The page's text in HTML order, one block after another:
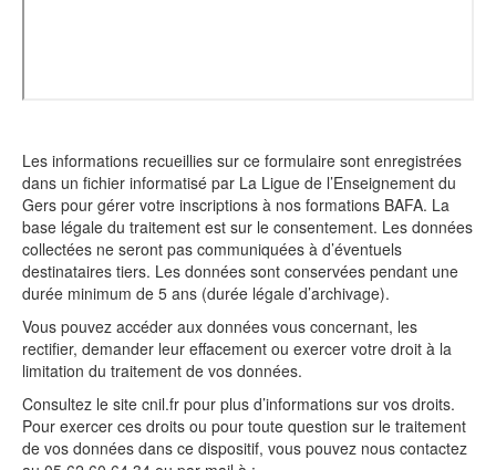
Les informations recueillies sur ce formulaire sont enregistrées
dans un fichier informatisé par La Ligue de l’Enseignement du
Gers pour gérer votre inscriptions à nos formations BAFA. La
base légale du traitement est sur le consentement. Les données
collectées ne seront pas communiquées à d’éventuels
destinataires tiers. Les données sont conservées pendant une
durée minimum de 5 ans (durée légale d’archivage).
Vous pouvez accéder aux données vous concernant, les
rectifier, demander leur effacement ou exercer votre droit à la
limitation du traitement de vos données.
Consultez le site cnil.fr pour plus d’informations sur vos droits.
Pour exercer ces droits ou pour toute question sur le traitement
de vos données dans ce dispositif, vous pouvez nous contactez